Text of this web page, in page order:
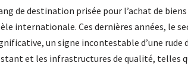
de destination prisée pour l’achat de
internationale. Ces dernières années, le
un signe incontestable d’une rude
et les infrastructures de qualité, telles